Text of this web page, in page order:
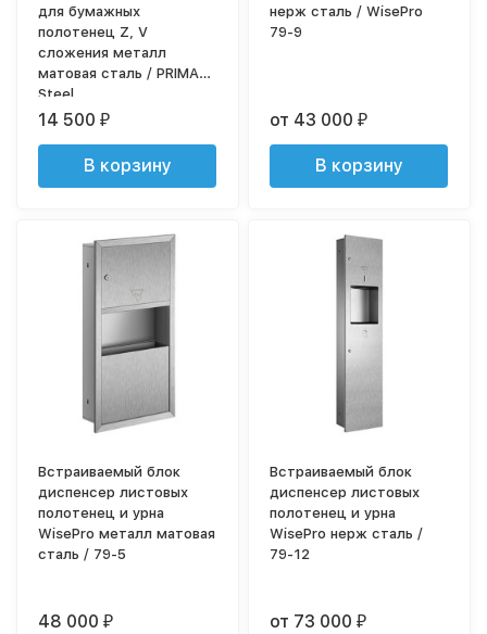
для бумажных
полотенец Z, V
сложения металл
матовая сталь / PRIMA
Steel
14 500₽
В корзину
нерж сталь / WisePro
79-9
от 43 000₽
В корзину
Встраиваемый блок
диспенсер листовых
полотенец и урна
WisePro металл матовая
сталь / 79-5
48 000₽
Встраиваемый блок
диспенсер листовых
полотенец и урна
WisePro нерж сталь /
79-12
от 73 000₽